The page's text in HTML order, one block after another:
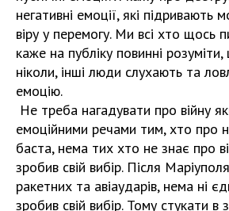
негативні емоції, які підривають
віру у перемогу. Ми всі хто щось
каже на публіку повинні
ніколи, інші люди слухають та
емоцію.
Не треба нагадувати про війну
емоційними речами тим, хто про
баста, нема тих хто не знає про
зробив свій вибір. Після
ракетних та авіаударів, нема ні
зробив свій вибір. Тому стукати в